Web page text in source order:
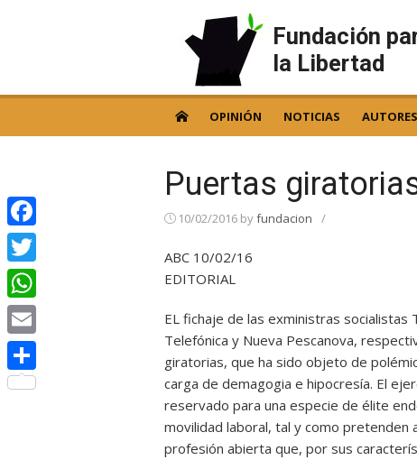
Fundación
la Libertad
OPINIÓN NOTICIAS AUTORES
Puertas
10/02/2016 byfundacion /
ABC 10/02/16
EDITORIAL
EL fichaje de las exministras socialistas
Telefónica y Nueva Pescanova,
giratorias, que ha sido objeto de
carga de demagogia e hipocresía. El
reservado para una especie de élite
movilidad laboral, tal y como pretenden
profesión abierta que, por sus
Facebook
Twitter
WhatsApp
Email
Compartir